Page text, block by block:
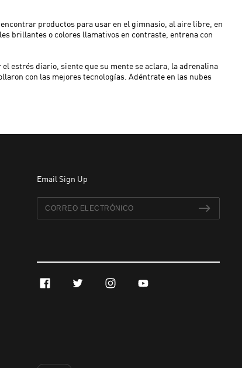
encontrar productos para usar en el gimnasio, al aire libre, en
brillantes o colores llamativos en contraste, entrena con
estrés diario, siente que su mente se aclara, la adrenalina
con las mejores tecnologías. Adéntrate en las nubes